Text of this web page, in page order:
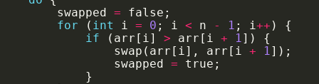
        swapped
=
for ( int i = 0 ; i < n - 1 ; i++
if (arr[i] > arr[i + 1
                swap(arr[i], arr[i
+ 1
                swapped
=